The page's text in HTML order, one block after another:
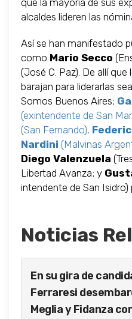
que la mayoría de sus
alcaldes lideren las
Así se han manifestado
como Mario Secco
(José C. Paz). De allí
barajan para liderarlas
Somos Buenos Aires;
(exintendente de San
(San Fernando),
Nardini (Malvinas
Diego Valenzuela
Libertad Avanza; y
intendente de San Isidro)
Noticias
En su gira de
Ferraresi
Meglia y Fidanza